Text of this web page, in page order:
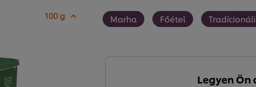
100 g Marha Főétel
Legyen Ön